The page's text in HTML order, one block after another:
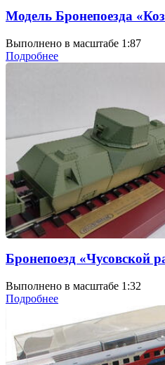
Модель Бронепоезда
Выполнено в масштабе 1:87
Подробнее
Бронепоезд «Чусовской
Выполнено в масштабе 1:32
Подробнее